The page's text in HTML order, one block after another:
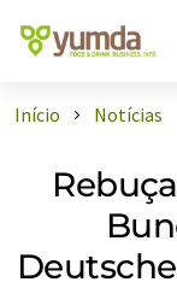
Início Notícias